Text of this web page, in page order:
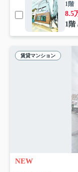
1階
8.5
1階
賃貸マンション
NEW